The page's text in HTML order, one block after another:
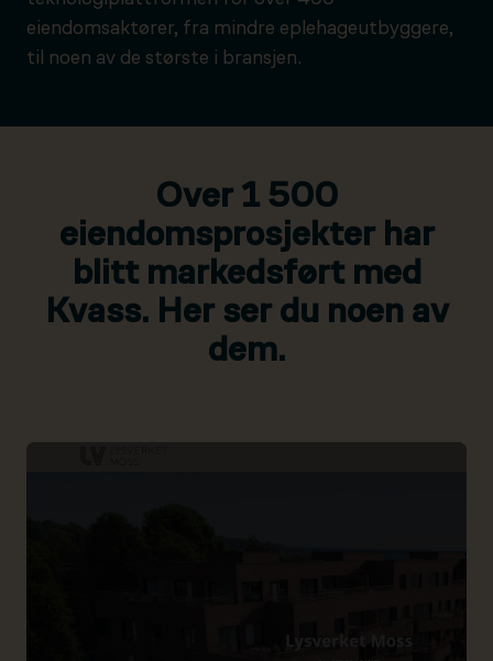
eiendomsaktører, fra mindre eplehageutbyggere,
til noen av de største i bransjen.
Over 1 500
eiendomsprosjekter har
blitt markedsført med
Kvass. Her ser du noen av
dem.